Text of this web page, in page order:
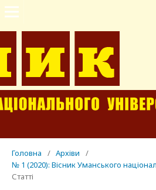
Головна / Архіви
/
№ 1 (2020): Вісник Уманського
Статті